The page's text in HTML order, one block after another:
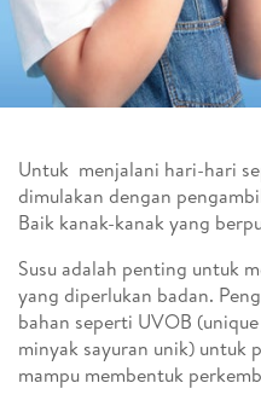
Untuk menjalani hari-hari
dimulakan dengan
Baik kanak-kanak yang
Susu adalah penting untuk
yang diperlukan badan.
bahan seperti UVOB
minyak sayuran unik) untuk
mampu membentuk